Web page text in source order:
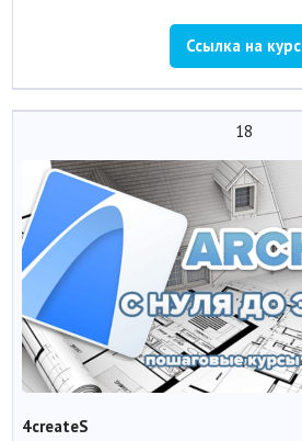
Ссылка на курс
18
4createS